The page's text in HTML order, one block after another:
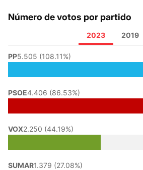
Número de votos por partido
2023 2019
PP5.505 (108.11%)
PSOE4.406 (86.53%)
VOX2.250 (44.19%)
SUMAR1.379 (27.08%)